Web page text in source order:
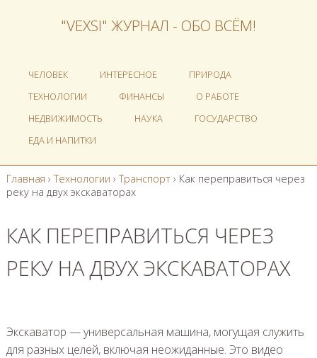
"VEXSI" ЖУРНАЛ - ОБО ВСЁМ!
ЧЕЛОВЕК ИНТЕРЕСНОЕ
ПРИРОДА
ТЕХНОЛОГИИ
ФИНАНСЫ
О РАБОТЕ
НЕДВИЖИМОСТЬ
НАУКА
ГОСУДАРСТВО
ЕДА И НАПИТКИ
Главная ›Технологии ›Транспорт› Как переправиться через
реку на двух экскаваторах
КАК ПЕРЕПРАВИТЬСЯ ЧЕРЕЗ
РЕКУ НА ДВУХ ЭКСКАВАТОРАХ
Экскаватор — универсальная машина, могущая служить
для разных целей, включая неожиданные. Это видео